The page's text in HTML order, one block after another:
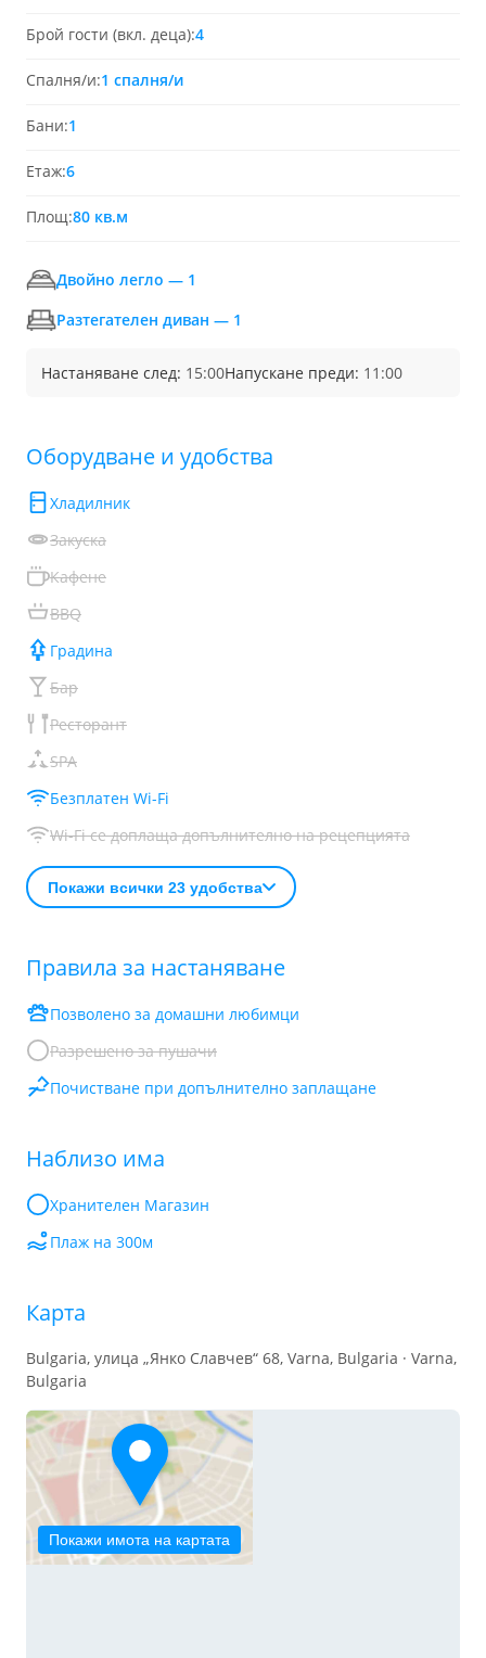
Брой гости (вкл. деца):4
Спалня/и:1 спалня/и
Бани:1
Етаж:6
Площ:80 кв.м
Двойно легло — 1
Разтегателен диван — 1
Настаняване след: 15:00Напускане преди: 11:00
Обoрудване и удобства
Хладилник
Закуска
Кафене
BBQ
Градина
Бар
Ресторант
SPA
Безплатен Wi-Fi
Wi-Fi се доплаща допълнително на рецепцията
Покажи всички 23 удобства
Правила за настаняване
Позволено за домашни любимци
Разрешено за пушачи
Почистване при допълнително заплащане
Наблизо има
Хранителен Mагазин
Плаж на 300м
Карта
Bulgaria, улица „Янко Славчев“ 68, Varna, Bulgaria · Varna,
Bulgaria
Покажи имота на картата